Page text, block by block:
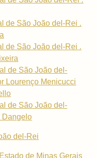
de São João del-Rei .
de São João del-Rei .
de São João del-
Lourenço Menicucci
de São João del-
Dangelo
del-Rei
de Minas Gerais